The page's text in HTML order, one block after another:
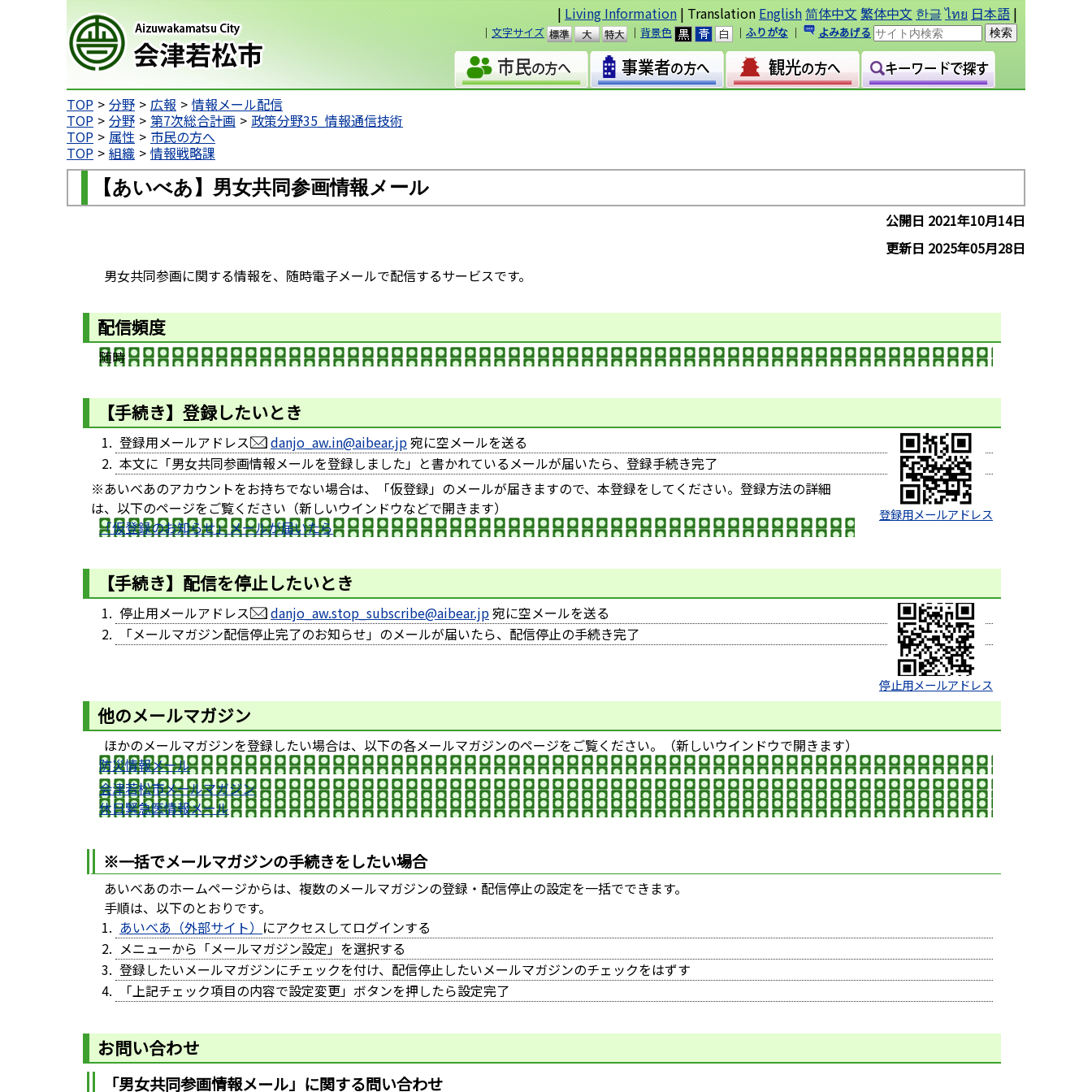
| Living Information | Translation English简体中文 繁体中文 한글 ไทย 日本語 |
｜ 文字サイズ
準
大
｜ 背景色 ｜ ふりがな ｜ よみあげる
会津若松市
TOP
分野 広報
情報メール配信
TOP
分野 第7次総合計画
政策分野35_情報通信技術
TOP
属性
市民の方へ
TOP
組織 情報戦略課
【あいべあ】男女共同参画情報メール
公開日 2021年10月14日
更新日 2025年05月28日
男女共同参画に関する情報を、随時電子メールで配信するサービスです。
配信頻度
随時
【手続き】登録したいとき
登録用メールアドレス
登録用メールアドレス danjo_aw.in@aibear.jp宛に空メールを送る
本文に「男女共同参画情報メールを登録しました」と書かれているメールが届いたら、登録手続き完了
※あいべあのアカウントをお持ちでない場合は、「仮登録」のメールが届きますので、本登録をしてください。登録方法の詳細
は、以下のページをご覧ください（新しいウインドウなどで開きます）
「仮登録のお知らせ」メールが届いたら
【手続き】配信を停止したいとき
停止用メールアドレス
停止用メールアドレス danjo_aw.stop_subscribe@aibear.jp宛に空メールを送る
「メールマガジン配信停止完了のお知らせ」のメールが届いたら、配信停止の手続き完了
他のメールマガジン
ほかのメールマガジンを登録したい場合は、以下の各メールマガジンのページをご覧ください。（新しいウインドウで開きます）
防災情報メール
会津若松市メールマガジン
休日緊急医情報メール
※一括でメールマガジンの手続きをしたい場合
あいべあのホームページからは、複数のメールマガジンの登録・配信停止の設定を一括でできます。
手順は、以下のとおりです。
あいべあ（外部サイト） にアクセスしてログインする
メニューから「メールマガジン設定」を選択する
登録したいメールマガジンにチェックを付け、配信停止したいメールマガジンのチェックをはずす
「上記チェック項目の内容で設定変更」ボタンを押したら設定完了
お問い合わせ
「男女共同参画情報メール」に関する問い合わせ